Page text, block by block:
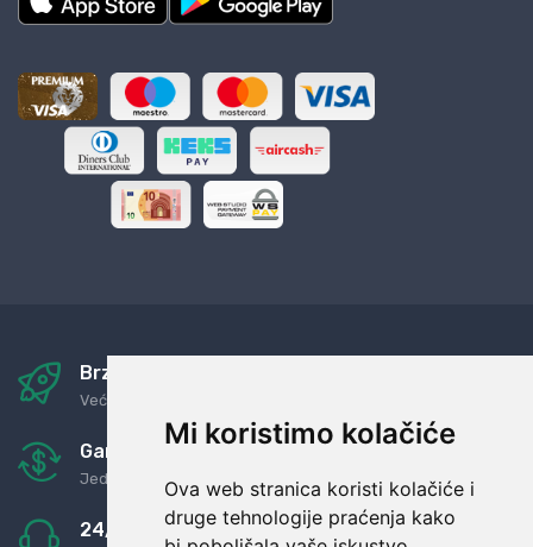
Mi koristimo kolačiće
Ova web stranica koristi kolačiće i
druge tehnologije praćenja kako
Brza i sigurna dostava
Već za nekoliko dana kod vas
Garancija u povrat novaca
Jednostavno pravilo: Roba za novac
24/7 odlična podrška